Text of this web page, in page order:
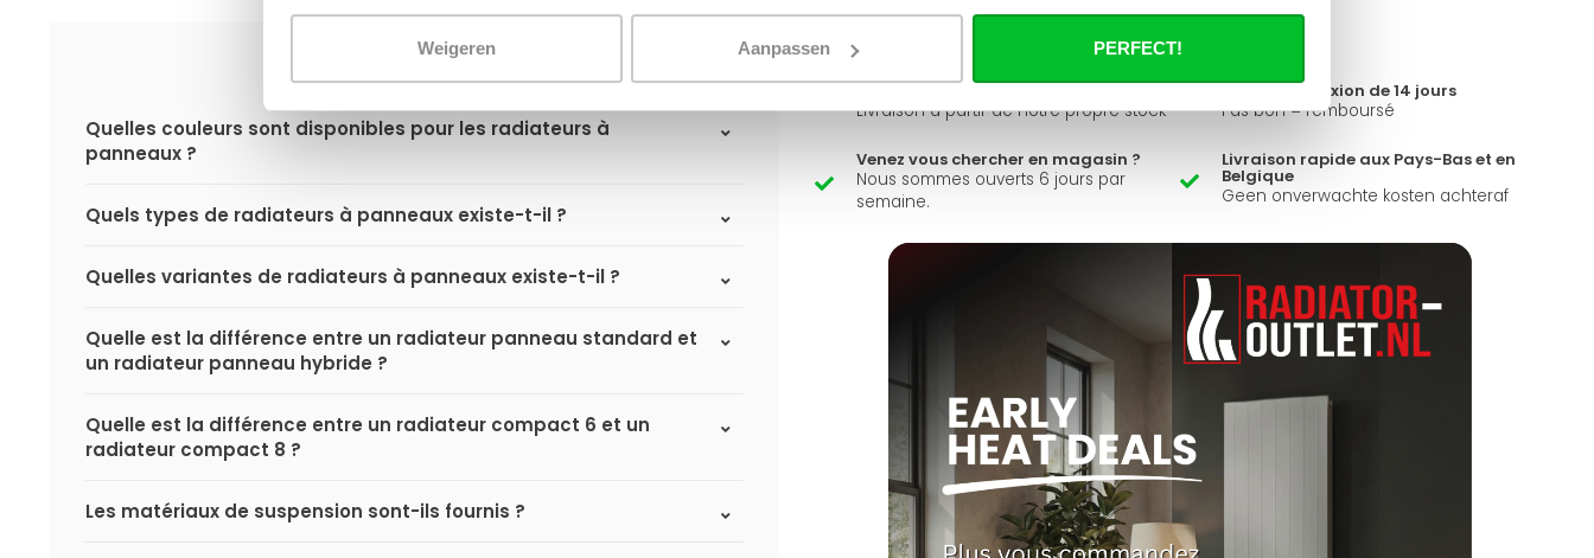
Weigeren Aanpassen PERFECT!
Quelles couleurs sont disponibles pour les radiateurs à
panneaux ?
Quels types de radiateurs à panneaux existe-t-il ?
Quelles variantes de radiateurs à panneaux existe-t-il ?
Quelle est la différence entre un radiateur panneau standard et
un radiateur panneau hybride ?
Quelle est la différence entre un radiateur compact 6 et un
radiateur compact 8 ?
Les matériaux de suspension sont-ils fournis ?
Envoyer un message
Livraison à partir de notre propre stock
Délai de réflexion de 14 jours
Pas bon = remboursé
Venez vous chercher en magasin ?
Nous sommes ouverts 6 jours par
semaine.
Livraison rapide aux Pays-Bas et en
Belgique
Geen onverwachte kosten achteraf